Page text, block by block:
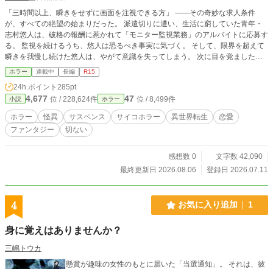
「三時間以上、瞬きをせずに画面を注視できる方」 ――その奇妙な求人条件
が、すべての絶望の始まりだった。 派遣切りに遭い、生活に窮していた青年・
志村悠人は、破格の報酬に惹かれて「モニター監視業務」のアルバイトに応募す
る。 監視を続けるうち、悠人は恐るべき事実に気づく。 そして、限界を超えて
瞬きを我慢し続けた悠人は、やがて意識を失ってしまう。 次に目を覚ました
時、悠人は瓦礫の下に倒れていた。 境界を覆う霧によって脱出を絶たれたその
村には、光の届かない死角から這い寄る異形の怪異たちと、村人を縛る絶対の掟
があった。 「まばたきは罪」 村の安寧を祈る美しき灯守の少女・灯や、過酷な
運命に抗う転移者たちとの出会い。 だが、彼はまだ知らなかった。 空に浮かぶ
「■■様」が震えるたびに降り注ぐ絶望の正体を。 頭の奥で、規則的な音が鳴り
響く。 ぱち……ぱち……。 次なる瞬きがもたらす村史上最大の災厄が迫る中、
悠人の封じられた記憶の扉が開く時、物語は予測不能の結末へと加速する。 彼
今、無意識にまばたきをしたその瞬間。 どこかの世界を壊しているのかもしれ
ァンタジーです。
ホラー 連載中 長編 R15
24h.ポイント 285pt
小説 4,677 位 / 228,624件 ホラー 47 位 / 8,499件
ホラー 怪異 サスペンス サイコホラー 異世界転生
恋愛
ファンタジー
切ない
感想数 0
文字数 42,090
最終更新日 2026.08.06
登録日 2026.07.11
4 お気に入り追加 1
身に覚えはありませんか？
三嶋トウカ
懸賞が趣味の女性のもとに届いた「当選通知」。 それは、彼